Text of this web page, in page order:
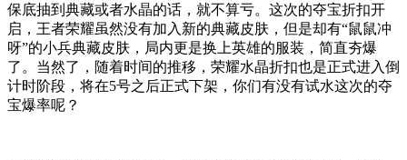
保底抽到典藏或者水晶的话，就不算亏。这次的夺宝折扣开
启，王者荣耀虽然没有加入新的典藏皮肤，但是却有“鼠鼠冲
呀”的小兵典藏皮肤，局内更是换上英雄的服装，简直夯爆
了。当然了，随着时间的推移，荣耀水晶折扣也是正式进入倒
计时阶段，将在5号之后正式下架，你们有没有试水这次的夺
宝爆率呢？